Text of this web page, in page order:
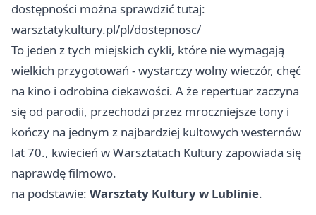
dostępności można sprawdzić tutaj:
warsztatykultury.pl/pl/dostepnosc/
To jeden z tych miejskich cykli, które nie wymagają
wielkich przygotowań - wystarczy wolny wieczór, chęć
na kino i odrobina ciekawości. A że repertuar zaczyna
się od parodii, przechodzi przez mroczniejsze tony i
kończy na jednym z najbardziej kultowych westernów
lat 70., kwiecień w Warsztatach Kultury zapowiada się
naprawdę filmowo.
na podstawie: Warsztaty Kultury w Lublinie.